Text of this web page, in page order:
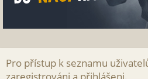
Pro přístup k seznamu
zaregistrováni a přihlášeni.